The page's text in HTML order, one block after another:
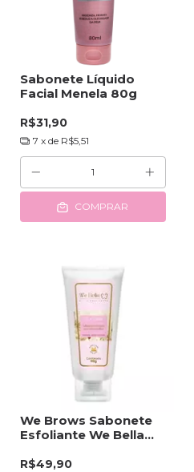
Sabonete Líquido
Facial Menela 80g
R$31,90
7 x de R$5,51
COMPRAR
We Brows Sabonete
Esfoliante We Bella
R$49,90